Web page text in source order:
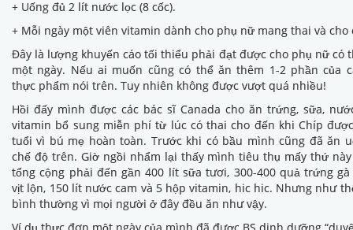
+ Uống đủ 2 lít nước lọc (8 cốc).
+ Mỗi ngày một viên vitamin dành cho phụ nữ mang thai và cho
Đây là lượng khuyến cáo tối thiểu phải đạt được cho phụ nữ có
một ngày. Nếu ai muốn cũng có thể ăn thêm 1-2 phần của
thực phẩm nói trên. Tuy nhiên không được vượt quá nhiều!
Hồi đấy mình được các bác sĩ Canada cho ăn trứng, sữa,
vitamin bổ sung miễn phí từ lúc có thai cho đến khi Chíp
tuổi vì bú mẹ hoàn toàn. Trước khi có bầu mình cũng đã ăn
chế độ trên. Giờ ngồi nhẩm lại thấy mình tiêu thụ mấy thứ
tổng cộng phải đến gần 400 lít sữa tươi, 300-400 quả trứng
vịt lộn, 150 lít nước cam và 5 hộp vitamin, hic hic. Nhưng như
bình thường vì mọi người ở đây đều ăn như vậy.
Ví dụ thực đơn một ngày của mình đã được BS dinh dưỡng